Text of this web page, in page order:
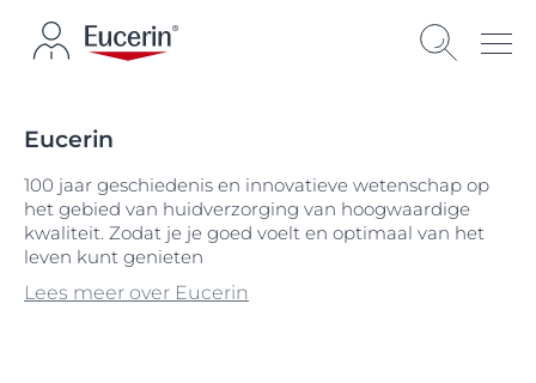
Eucerin
100 jaar geschiedenis en innovatieve wetenschap op
het gebied van huidverzorging van hoogwaardige
kwaliteit. Zodat je je goed voelt en optimaal van het
leven kunt genieten
Lees meer over Eucerin